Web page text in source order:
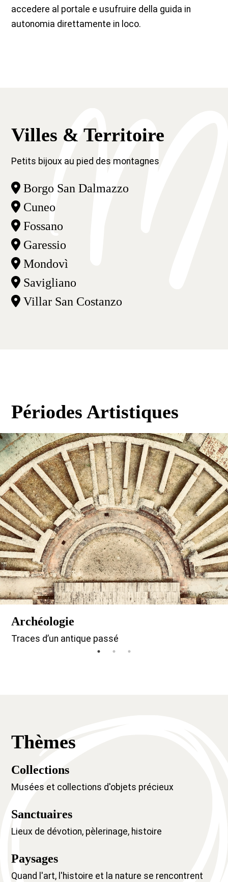
accedere al portale e usufruire della guida in
autonomia direttamente in loco.
Villes & Territoire
Petits bijoux au pied des montagnes
Borgo San Dalmazzo
Cuneo
Fossano
Garessio
Mondovì
Savigliano
Villar San Costanzo
Périodes Artistiques
Archéologie
Traces d’un antique passé
Thèmes
Collections
Musées et collections d'objets précieux
Sanctuaires
Lieux de dévotion, pèlerinage, histoire
Paysages
Quand l'art, l'histoire et la nature se rencontrent